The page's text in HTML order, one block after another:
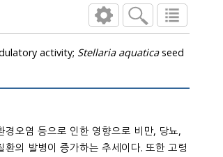
activity; Stellaria aquaticaseed
오염 등으로 인한 영향으로 비만, 당뇨,
의 발병이 증가하는 추세이다. 또한 고령